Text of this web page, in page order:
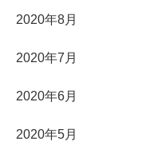
2020年8月
2020年7月
2020年6月
2020年5月